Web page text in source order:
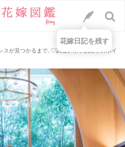
スが見つかるまで..♡試着レポや決め手のポイ
花嫁日記を残す